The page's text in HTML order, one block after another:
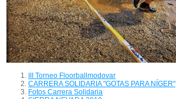
III Torneo Floorballmodovar
CARRERA SOLIDARIA "GOTAS PARA NÍGER"
Fotos Carrera Solidaria